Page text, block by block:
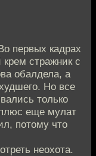
первых кадрах
стражник с
обалдела, а
Но все
только
еще мулат
потому что
неохота.